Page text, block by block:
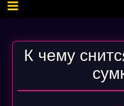
К чему